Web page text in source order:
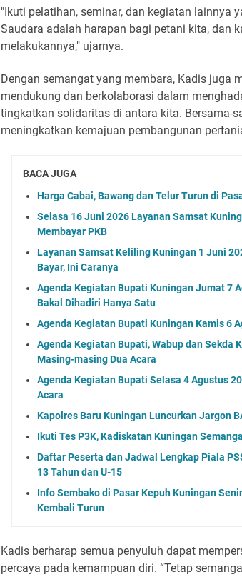
"Ikuti pelatihan, seminar, dan kegiatan lainnya
Saudara adalah harapan bagi petani kita, dan
melakukannya," ujarnya.
Dengan semangat yang membara, Kadis juga
mendukung dan berkolaborasi dalam
tingkatkan solidaritas di antara kita. Bersama-
meningkatkan kemajuan pembangunan
BACA JUGA
Harga Cabai, Bawang dan Telur Turun di
Selasa 16 Juni 2026 Layanan Samsat
Membayar PKB
Layanan Samsat Keliling Kuningan 1 Juni
Bayar, Ini Caranya
Agenda Kegiatan Bupati Kuningan Jumat 7
Bakal Dihadiri Hanya Satu
Agenda Kegiatan Bupati Kuningan Kamis 6
Agenda Kegiatan Bupati, Wabup dan Sekda
Masing-masing Dua Acara
Agenda Kegiatan Bupati Selasa 4 Agustus
Acara
Kapolres Baru Kuningan Luncurkan Jargon
Ikuti Tes P3K, Kadiskatan Kuningan
Daftar Peserta dan Jadwal Lengkap Piala
13 Tahun dan U-15
Info Sembako di Pasar Kepuh Kuningan
Kembali Turun
Kadis berharap semua penyuluh dapat
percaya pada kemampuan diri. “Tetap